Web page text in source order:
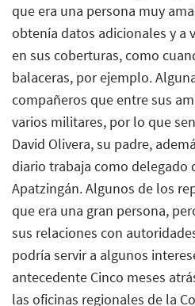
que era una persona muy
obtenía datos adicionales y a
en sus coberturas, como
balaceras, por ejemplo.
compañeros que entre sus
varios militares, por lo que
David Olivera, su padre,
diario trabaja como delegado
Apatzingán. Algunos de los
que era una gran persona,
sus relaciones con
podría servir a algunos
antecedente Cinco meses
las oficinas regionales de la